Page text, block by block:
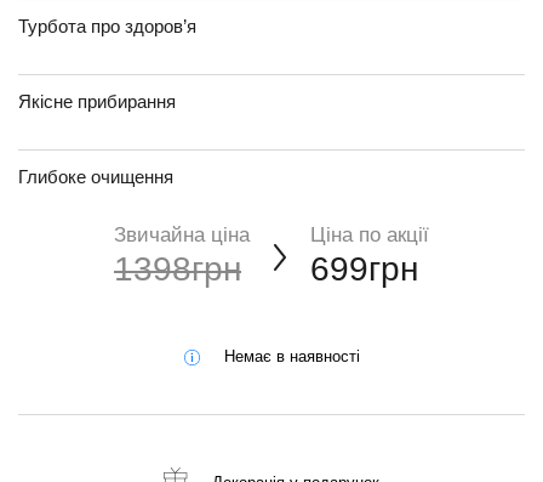
Турбота про здоров’я
Якісне прибирання
Глибоке очищення
Звичайна ціна
1398грн
Ціна по акції
699грн
Немає в наявності